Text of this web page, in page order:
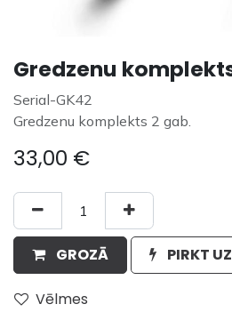
Gredzenu
Serial-GK42
Gredzenu komplekts 2 gab.
33,00 €
GROZĀ PIRKT
Vēlmes